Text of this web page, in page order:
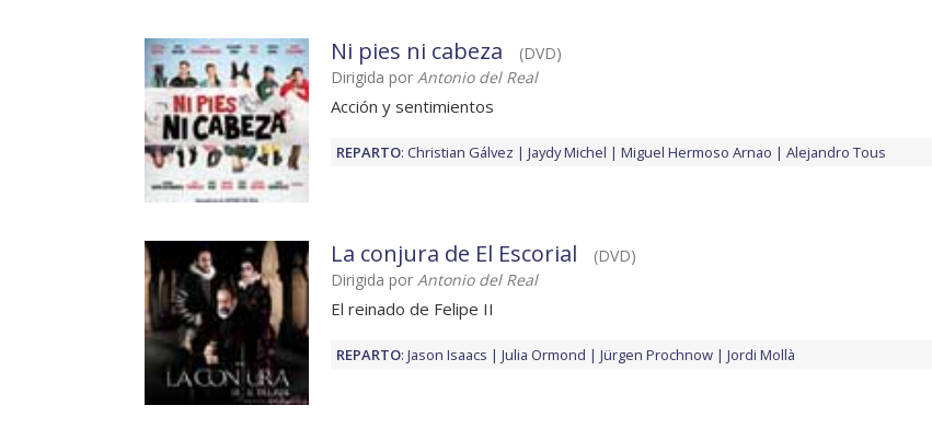
Ni pies ni cabeza
(DVD)
Dirigida por Antonio del Real
Acción y sentimientos
REPARTO: Christian Gálvez Jaydy Michel Miguel Hermoso Arnao Alejandro Tous
La conjura de El Escorial
(DVD)
Dirigida por Antonio del Real
El reinado de Felipe II
REPARTO: Jason Isaacs Julia Ormond Jürgen Prochnow Jordi Mollà